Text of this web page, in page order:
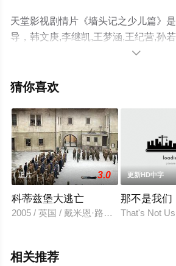
天堂影视剧情片《墙头记之少儿篇》
导，韩文庚,李继凯,王梦涵,王纪营,孙
彩演绎的中国大陆电影，手机免费观
影、电视猫或剧情网等平台了解。

猜你喜欢
正片 3.0
科蒂兹堡大逃亡
2005 / 英国 / 戴米恩·路易斯,索菲娅·迈
更新HD中字
那不是我们
That's Not
相关推荐